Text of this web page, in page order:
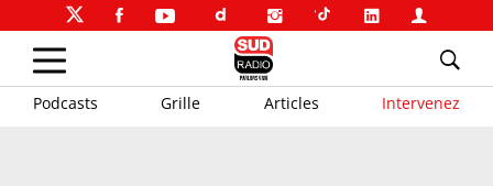
Podcasts Grille Articles Intervenez